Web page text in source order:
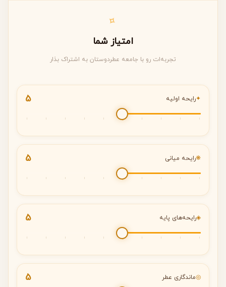
✧
امتیاز شما
تجربه‌ات رو با جامعه عطردوستان به اشتراک بذار
✦رایحه اولیه 5
❋رایحه میانی 5
◈رایحه‌های پایه 5
◎ماندگاری عطر 5